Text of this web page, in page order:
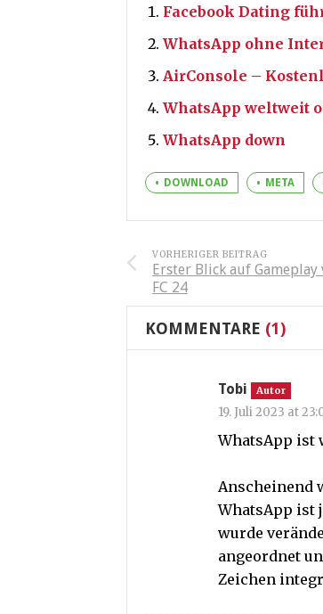
Facebook Dating
WhatsApp ohne
AirConsole –
WhatsApp weltweit
WhatsApp down
DOWNLOAD META
VORHERIGER BEITRAG
Erster Blick auf Gameplay
FC 24
KOMMENTARE (1)
Tobi Autor
19. Juli 2023 at
WhatsApp ist
Anscheinend
WhatsApp ist
wurde
angeordnet
Zeichen